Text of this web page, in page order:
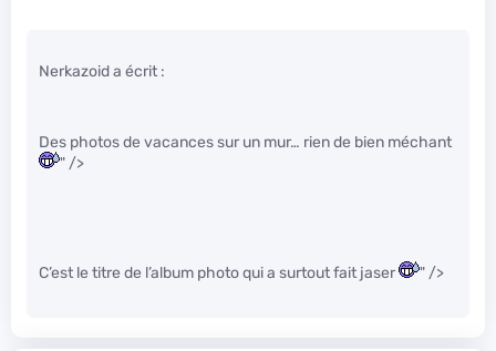
Nerkazoid a écrit :
Des photos de vacances sur un mur… rien de bien méchant
" />
C’est le titre de l’album photo qui a surtout fait jaser " />